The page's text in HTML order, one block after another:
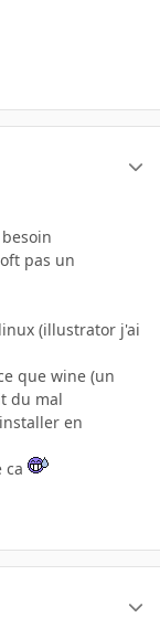
pas un
(illustrator j'ai
que wine (un
du mal
en
ca